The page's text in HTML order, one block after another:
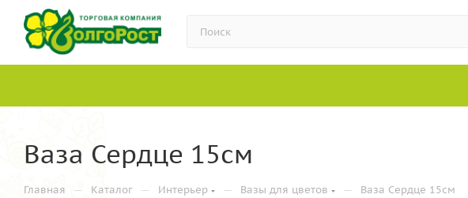
Ваза Сердце 15см
Главная — Каталог — Интерьер — Вазы для цветов — Ваза Сердце 15см